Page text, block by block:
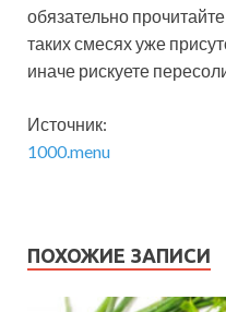
обязательно
таких смесях уже
иначе рискуете
Источник:
1000.menu
ПОХОЖИЕ ЗАПИСИ